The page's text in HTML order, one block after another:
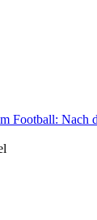
Football: Nach